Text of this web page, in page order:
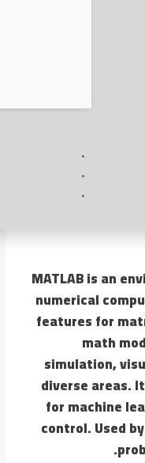
MATLAB is an
numerical
features for
math
simulation,
diverse areas.
for machine
control. Used